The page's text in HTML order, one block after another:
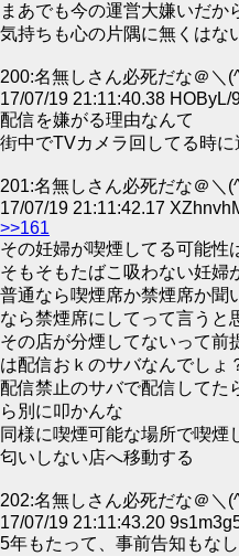
まあでも今の運営大嫌いだか
気持ちも心の片隅に無くはな
200:名無しさん必死だな＠＼
17/07/19 21:11:40.38 HOByL/
配信を嫌がる理由なんて
街中でTVカメラ回してる時
201:名無しさん必死だな＠＼
17/07/19 21:11:42.17
>>161
その妊婦が喫煙してる可能性
そもそもたばこ吸わない妊婦
普通なら喫煙席か禁煙席か聞
なら禁煙席にしてって言うと
その店が分煙してないって前
は配信おｋのサバなんでしょ
配信禁止のサバで配信してた
ら別に叩かんな
同様に喫煙可能な場所で喫煙
匂いしない店へ移動する
202:名無しさん必死だな＠＼
17/07/19 21:11:43.20
5年もたって、事前告知もな